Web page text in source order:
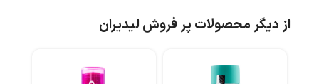
از دیگر محصولات پر فروش لیدیران